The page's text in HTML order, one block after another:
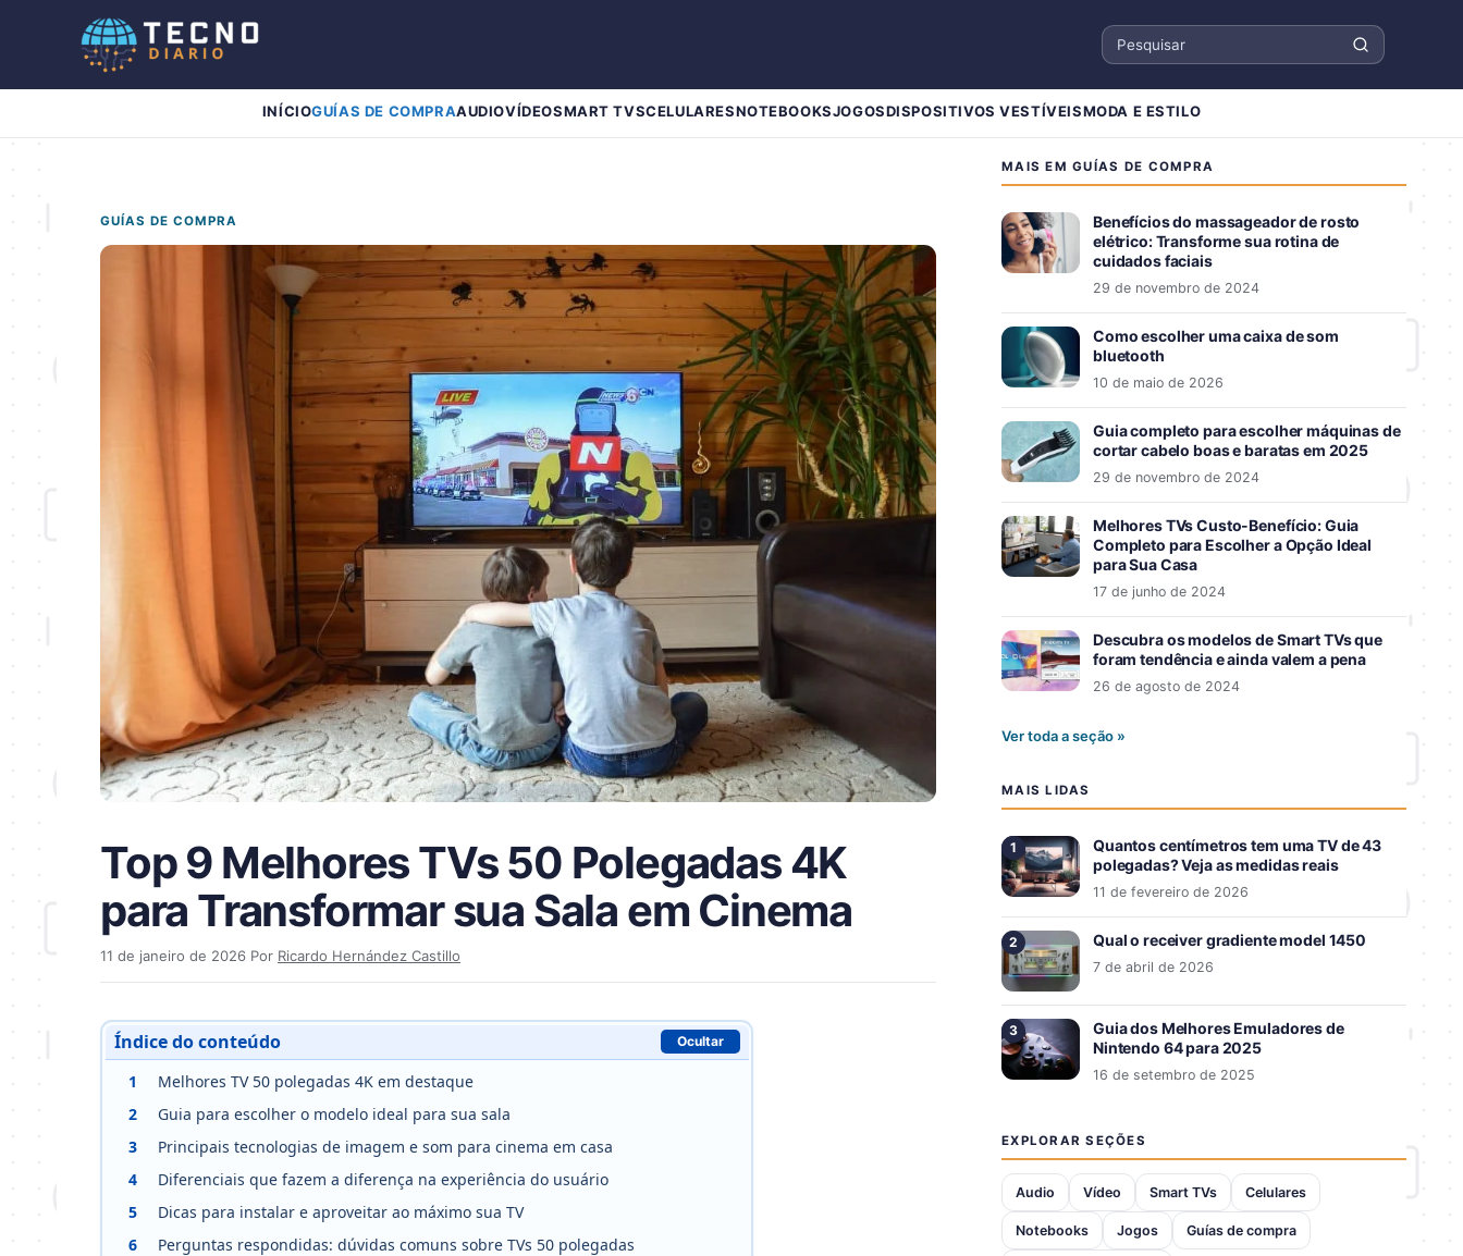
Pesquisar
INÍCIOGUÍAS DE COMPRAAUDIOVÍDEOSMART TVSCELULARESNOTEBOOKSJOGOSDISPOSITIVOS VESTÍVEISMODA E ESTILO
GUÍAS DE COMPRA
Top 9 Melhores TVs 50 Polegadas 4K
para Transformar sua Sala em Cinema
11 de janeiro de 2026 Por Ricardo Hernández Castillo
Índice do conteúdo Ocultar
1
Melhores TV 50 polegadas 4K em destaque
2
Guia para escolher o modelo ideal para sua sala
3
Principais tecnologias de imagem e som para cinema em casa
4
Diferenciais que fazem a diferença na experiência do usuário
5
Dicas para instalar e aproveitar ao máximo sua TV
6
Perguntas respondidas: dúvidas comuns sobre TVs 50 polegadas
MAIS EM GUÍAS DE COMPRA
Benefícios do massageador de rosto
elétrico: Transforme sua rotina de
cuidados faciais
29 de novembro de 2024
Como escolher uma caixa de som
bluetooth
10 de maio de 2026
Guia completo para escolher máquinas de
cortar cabelo boas e baratas em 2025
29 de novembro de 2024
Melhores TVs Custo-Benefício: Guia
Completo para Escolher a Opção Ideal
para Sua Casa
17 de junho de 2024
Descubra os modelos de Smart TVs que
foram tendência e ainda valem a pena
26 de agosto de 2024
Ver toda a seção »
MAIS LIDAS
Quantos centímetros tem uma TV de 43
polegadas? Veja as medidas reais
11 de fevereiro de 2026
Qual o receiver gradiente model 1450
7 de abril de 2026
Guia dos Melhores Emuladores de
Nintendo 64 para 2025
16 de setembro de 2025
EXPLORAR SEÇÕES
Audio Vídeo Smart TVs Celulares
Notebooks Jogos Guías de compra